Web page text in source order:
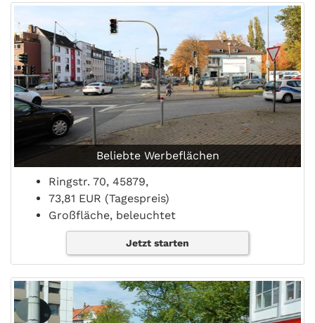
Beliebte Werbeflächen
Ringstr. 70, 45879,
73,81 EUR (Tagespreis)
Großfläche, beleuchtet
Jetzt starten